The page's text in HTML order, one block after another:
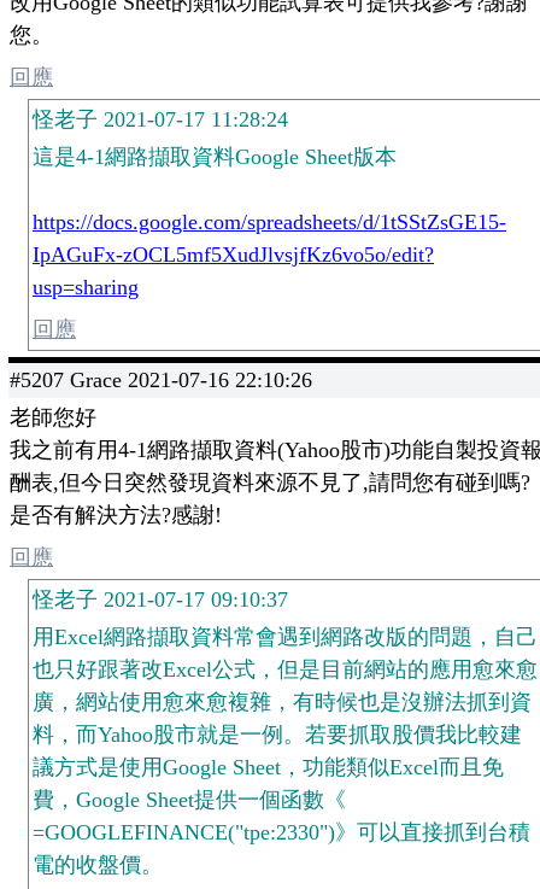
您。
回應
怪老子 2021-07-17 11:28:24
這是4-1網路擷取資料Google Sheet版本
https://docs.google.com/spreadsheets/d/1tSStZsGE15-
IpAGuFx-zOCL5mf5XudJlvsjfKz6vo5o/edit?
usp=sharing
回應
#5207 Grace 2021-07-16 22:10:26
老師您好
我之前有用4-1網路擷取資料(Yahoo股市)功能自製投資
酬表,但今日突然發現資料來源不見了,請問您有碰到嗎?
是否有解決方法?感謝!
回應
怪老子 2021-07-17 09:10:37
用Excel網路擷取資料常會遇到網路改版的問題，自己
也只好跟著改Excel公式，但是目前網站的應用愈來愈
廣，網站使用愈來愈複雜，有時候也是沒辦法抓到資
料，而Yahoo股市就是一例。若要抓取股價我比較建
議方式是使用Google Sheet，功能類似Excel而且免
費，Google Sheet提供一個函數《
=GOOGLEFINANCE("tpe:2330")》可以直接抓到台積
電的收盤價。